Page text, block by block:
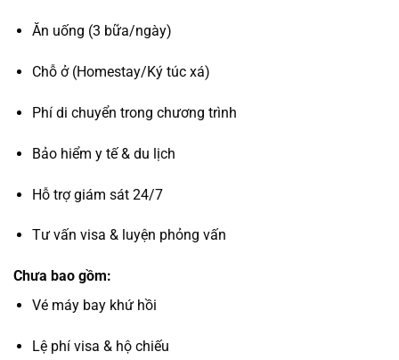
Ăn uống (3 bữa/ngày)
Chỗ ở (Homestay/Ký túc xá)
Phí di chuyển trong chương trình
Bảo hiểm y tế & du lịch
Hỗ trợ giám sát 24/7
Tư vấn visa & luyện phỏng vấn
Chưa bao gồm:
Vé máy bay khứ hồi
Lệ phí visa & hộ chiếu